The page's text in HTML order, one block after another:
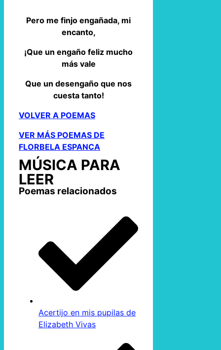
Pero me finjo engañada, mi
encanto,
¡Que un engaño feliz mucho
más vale
Que un desengaño que nos
cuesta tanto!
VOLVER A POEMAS
VER MÁS POEMAS DE
FLORBELA ESPANCA
MÚSICA PARA
LEER
Poemas relacionados
Acertijo en mis pupilas de
Elizabeth Vivas